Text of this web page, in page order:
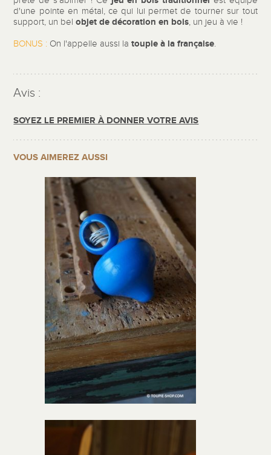
d'une pointe en métal, ce qui lui permet de tourner sur tout
support, un belobjet de décoration en bois, un jeu à vie !
BONUS : On l'appelle aussi latoupie à la française.
Avis :
SOYEZ LE PREMIER À DONNER VOTRE AVIS
VOUS AIMEREZ AUSSI